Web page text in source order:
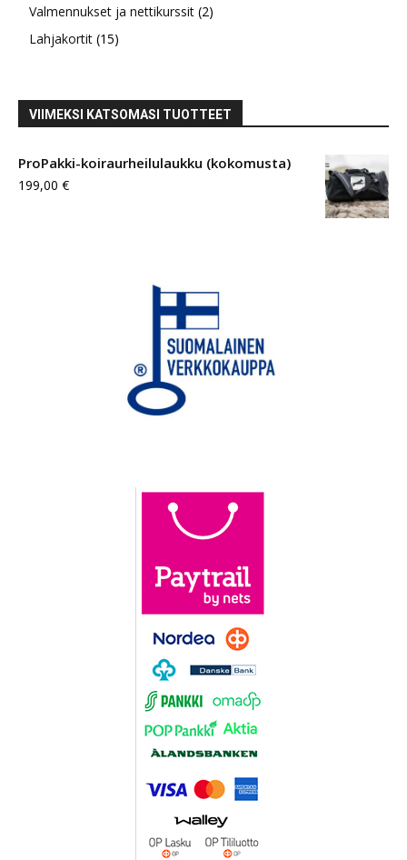
tuotetta
Valmennukset ja nettikurssit 22
Lahjakortit 1515
VIIMEKSI KATSOMASI TUOTTEET
ProPakki-koiraurheilulaukku (kokomusta)
199,00 €